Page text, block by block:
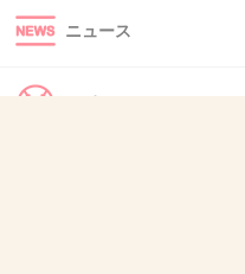
ゴメン、交通費と宿
ニュース